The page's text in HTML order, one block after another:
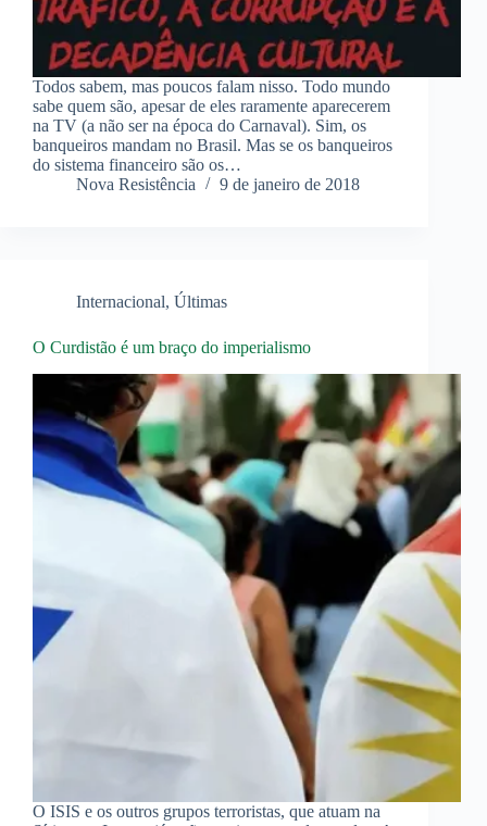
Todos sabem, mas poucos falam nisso. Todo mundo
sabe quem são, apesar de eles raramente aparecerem
na TV (a não ser na época do Carnaval). Sim, os
banqueiros mandam no Brasil. Mas se os banqueiros
do sistema financeiro são os…
Nova Resistência
9 de janeiro de 2018
Internacional, Últimas
O Curdistão é um braço do imperialismo
O ISIS e os outros grupos terroristas, que atuam na